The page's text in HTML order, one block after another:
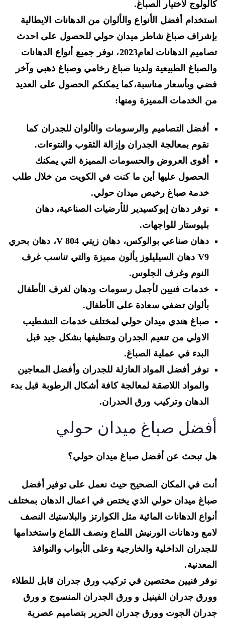
لاختيار الصباغ.
أفضل الأنواع والألوان من الدهانات الايطالية
صباغ شاطر ميدان حوليللحصول على احدث
تصاميم الدهانات لعام2023، نوفر جميع أنواع الدهانات
الطبيعية ولديناصباغ رخامي وصباغ ذهبي وآخر
وبأسعار مناسبة،كما يمكنكم الحصول على العديد
الخدمات المميزة ومنها:
أفضل التصاميم والرسومات والألوان للجدران كما
نقوم بمعالجة الجدران وإزالة الثقوب والنتوءات.
أقوى العروض والحسومات المميزة التي يمكنك
الحصول عليها أين ما كنت في الكويت من خلال طلب
خدمة صباغ رخيص ميدان حولي.
نوفر دهانإبوكسيدير للأرضيات الصناعية،دهان
بليوستار للواجهات.
دهان صناعي بوالوكس، دهان زيتيV 804، دهان بحري
دهان السيليلوزيألون مميزة والتي تناسب غرف
النوم وغرف الجلوس.
خدماتفنيين لأجمل رسومات ودهان لغرف الأطفال
بألوان تضفي سعادة على الأطفال.
صباغ هندي ميدان حولي لمختلفخدمات التشطيب
الاولي من تنعيم الجدرانوتنظيفها بشكل جيد قبل
البدء في عملية الصباغ.
نوفر أفضل الموادالعازلة للجدران وأفضل المعاجين
والمواد اللاصقةلمعالجة كافة أشكال الرطوبة قبل بدء
الدهان وتركيب ورق الحدران.
صباغ ميدان حولي
تبحث عن أفضل صباغ ميدان حولي؟
في المكان الصحيح حيث نعمل على توفير أفضل
ميدان حولي الذي يختص في اعمال الدهان بمختلف
الدهانات المائية مثلالكوارتز والبلاستيكالنصف
ودهانات الورنيش اللماع ونصف اللماعواستخدامها
الداخلية والخارجية وعلى الأبواب والنوافذ
فنيين مختصين فيتركيب ورق جدران قابل للطلاء
جدران الفينيل و ورق الجدران المنسوج و ورق
الجوت وورق جدران الحريربتصاميم عصرية